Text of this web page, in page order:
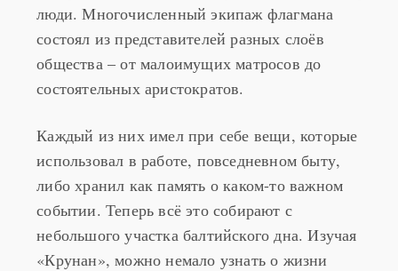
люди. Многочисленный экипаж флагмана
состоял из представителей разных слоёв
общества – от малоимущих матросов до
состоятельных аристократов.
Каждый из них имел при себе вещи, которые
использовал в работе, повседневном быту,
либо хранил как память о каком-то важном
событии. Теперь всё это собирают с
небольшого участка балтийского дна. Изучая
«Крунан», можно немало узнать о жизни